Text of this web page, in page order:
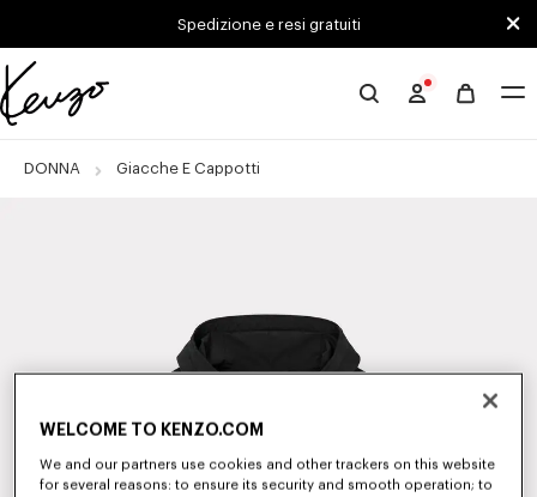
Spedizione e resi gratuiti
Sito
KENZO
DONNA Giacche E Cappotti
WELCOME TO KENZO.COM
We and our partners use cookies and other trackers on this website
for several reasons: to ensure its security and smooth operation; to